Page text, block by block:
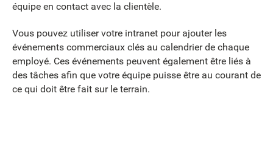
équipe en contact avec la clientèle.
Vous pouvez utiliser votre intranet pour ajouter les
événements commerciaux clés au calendrier de chaque
employé. Ces événements peuvent également être liés à
des tâches afin que votre équipe puisse être au courant de
ce qui doit être fait sur le terrain.